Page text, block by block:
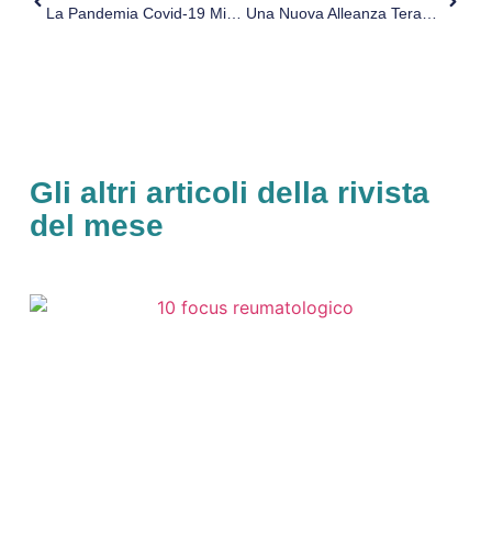
La Pandemia Covid-19 Minaccia La Salute Psicologica, Intervista Alla Dott.ssa Zitelli
Gli altri articoli della rivista
del mese